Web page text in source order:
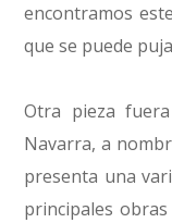
encontramos
que se puede
Otra pieza
Navarra, a
presenta una
principales